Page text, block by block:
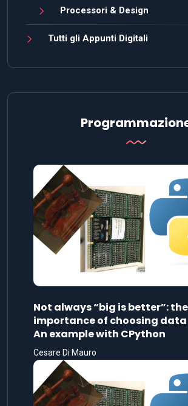
Processori & Design
Tutti gli Appunti Digitali
Not always “big is better”: the
importance of choosing data
An example with CPython
Cesare Di Mauro